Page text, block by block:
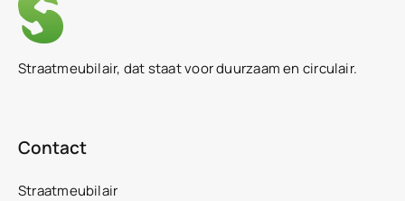
Straatmeubilair, dat staat voor duurzaam en circulair.
Contact
Straatmeubilair